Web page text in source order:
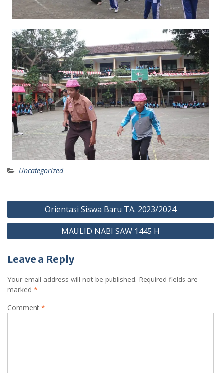
Uncategorized
Orientasi Siswa Baru TA. 2023/2024
MAULID NABI SAW 1445 H
Leave a Reply
Your email address will not be published. Required fields are
marked *
Comment *